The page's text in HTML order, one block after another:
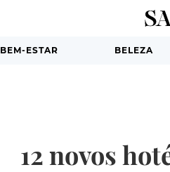
BEM-ESTAR BELEZA
12 novos